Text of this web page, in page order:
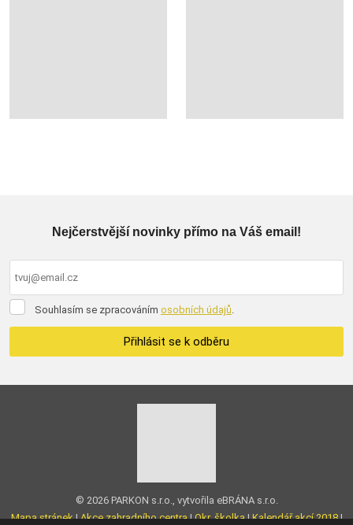
Nejčerstvější novinky přímo na Váš email!
Souhlasím
Souhlasím se zpracováním osobních údajů.
Přihlásit se k odběru
© 2026 PARKON s.r.o., vytvořila eBRÁNA s.r.o.
Mapa stránek |Akce zahradního centra |Okr. školka |Kalendář akcí 2018 |